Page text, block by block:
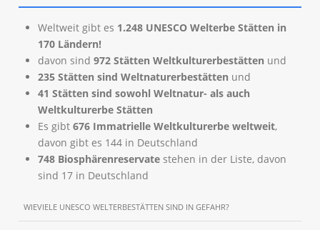
Weltweit gibt es 1.248 UNESCO Welterbe Stätten in
170 Ländern!
davon sind972 Stätten Weltkulturerbestätten und
235 Stätten sind Weltnaturerbestätten und
41 Stätten sind sowohl Weltnatur- als auch
Weltkulturerbe Stätten
Es gibt676 Immatrielle Weltkulturerbe weltweit,
davon gibt es 144 in Deutschland
748 Biosphärenreservate stehen in der Liste, davon
sind 17 in Deutschland
WIEVIELE UNESCO WELTERBESTÄTTEN SIND IN GEFAHR?